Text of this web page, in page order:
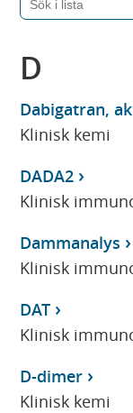
D
Dabigatran,
Klinisk kemi
DADA2
Klinisk
Dammanalys
Klinisk
DAT
Klinisk
D-dimer
Klinisk kemi